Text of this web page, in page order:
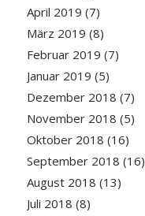
April 2019 (7)
März 2019 (8)
Februar 2019 (7)
Januar 2019 (5)
Dezember 2018 (7)
November 2018 (5)
Oktober 2018 (16)
September 2018 (16)
August 2018 (13)
Juli 2018 (8)